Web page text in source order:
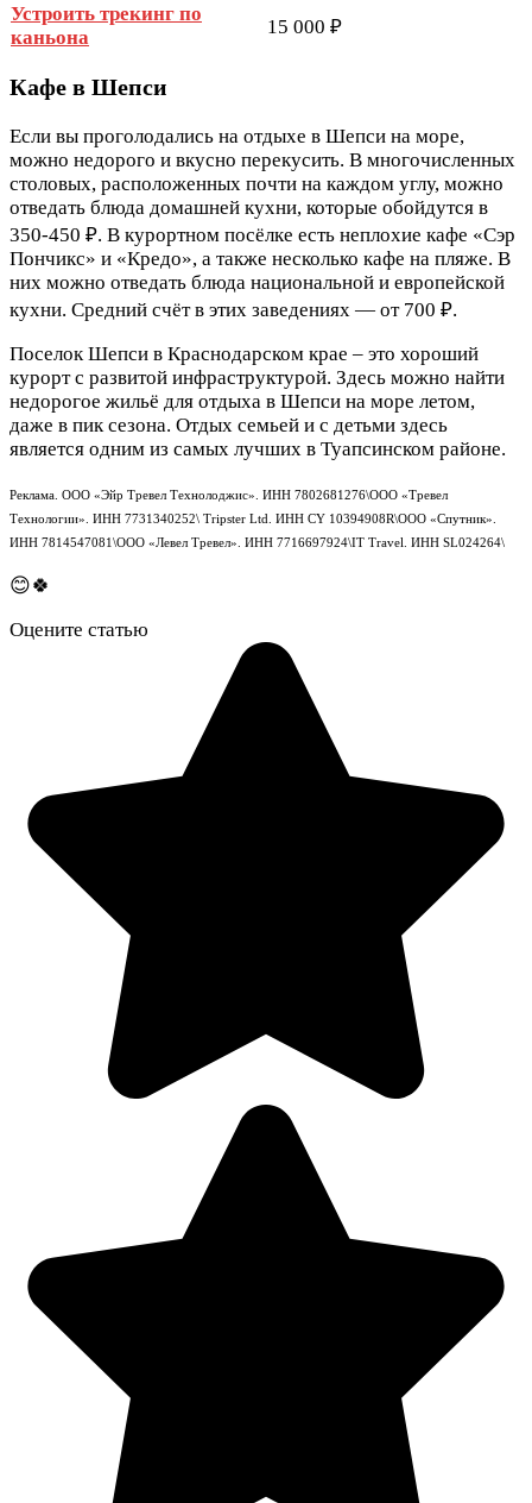
Устроить трекинг по
каньона
15 000 ₽
Кафе в Шепси
Если вы проголодались на отдыхе в Шепси на море,
можно недорого и вкусно перекусить. В многочисленных
столовых, расположенных почти на каждом углу, можно
отведать блюда домашней кухни, которые обойдутся в
350-450 ₽. В курортном посёлке есть неплохие кафе «Сэр
Пончикс» и «Кредо», а также несколько кафе на пляже. В
них можно отведать блюда национальной и европейской
кухни. Средний счёт в этих заведениях — от 700 ₽.
Поселок Шепси в Краснодарском крае – это хороший
курорт с развитой инфраструктурой. Здесь можно найти
недорогое жильё для отдыха в Шепси на море летом,
даже в пик сезона. Отдых семьей и с детьми здесь
является одним из самых лучших в Туапсинском районе.
Реклама. ООО «Эйр Тревел Технолоджис». ИНН 7802681276\ООО «Тревел
Технологии». ИНН 7731340252\ Tripster Ltd. ИНН CY 10394908R\ООО «Спутник».
ИНН 7814547081\ООО «Левел Тревел». ИНН 7716697924\IT Travel. ИНН SL024264\
😊🍀
Оцените статью